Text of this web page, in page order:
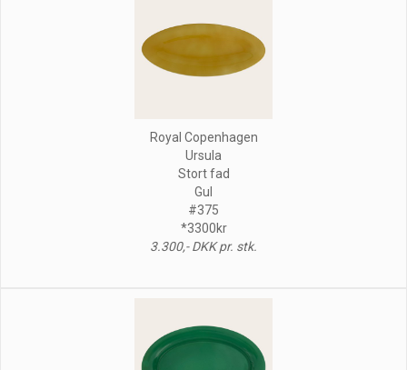
Royal Copenhagen
Ursula
Stort fad
Gul
#375
*3300kr
3.300,- DKK pr. stk.